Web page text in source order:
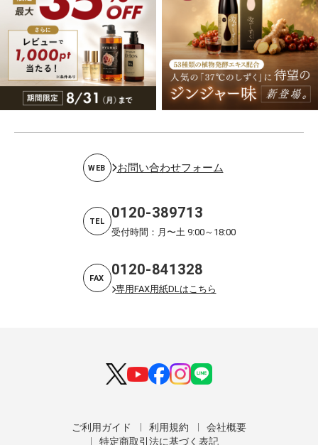
WEB お問い合わせフォーム
TEL 0120-389713
受付時間：月〜土 9:00～18:00
FAX 0120-841328
専用FAX用紙DLはこちら
ご利用ガイド 利用規約
会社概要
特定商取引法に基づく表記